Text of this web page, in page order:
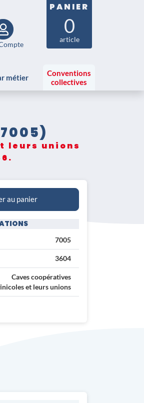
PANIER
0
article
métier
Conventions
collectives
leurs unions
au panier
7005
3604
Caves coopératives
et leurs unions